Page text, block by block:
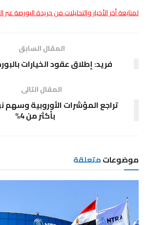
لمتابعة أخر الأخبار والتحليلات من جريدة البورصة عبر
المقال السابق
فريد: إطلاق عقود الخيارات
المقال التالى
تراجع المؤشرات الأوروبية
بأكثر من 4%
موضوعاتمتعلقة